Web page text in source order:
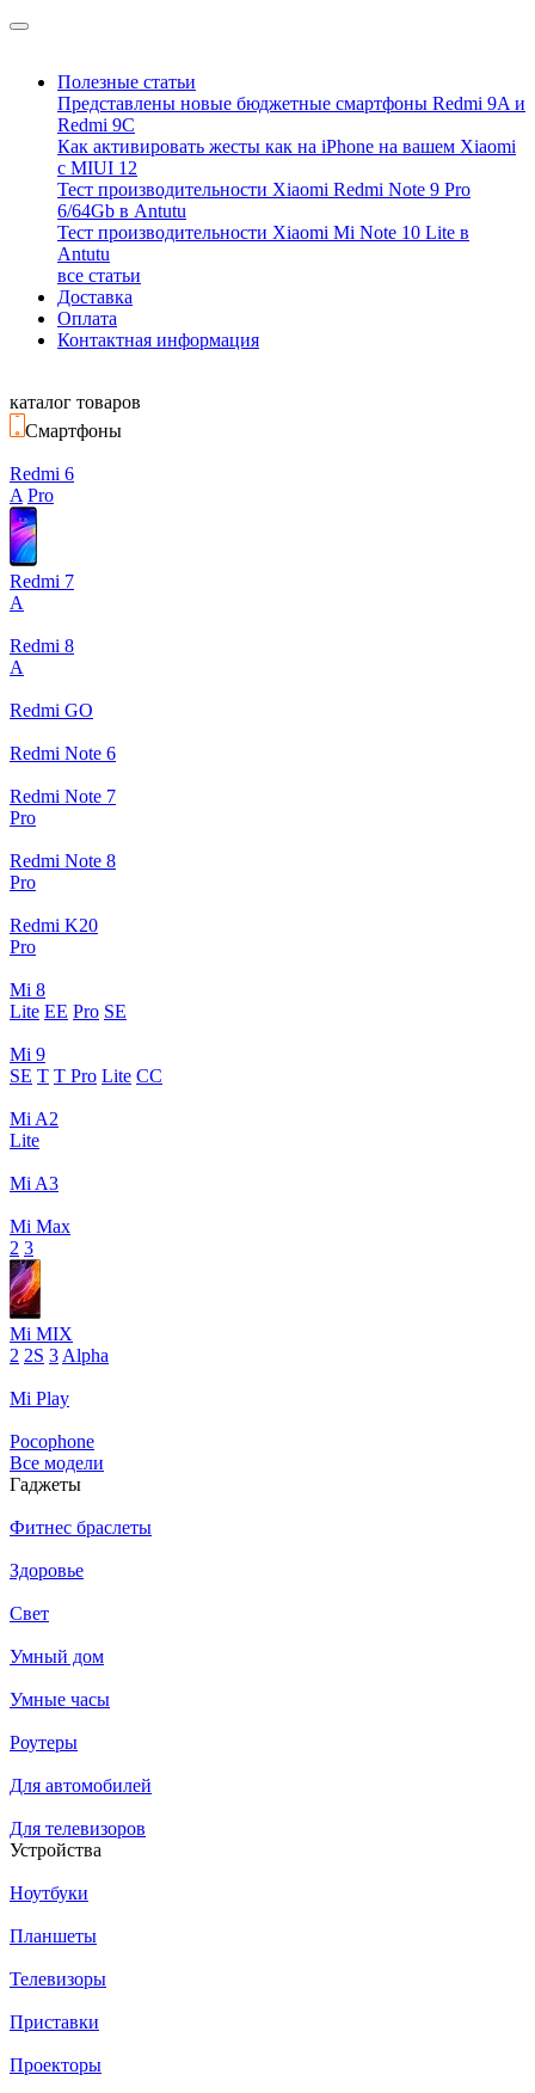
Полезные статьи
Представлены новые бюджетные смартфоны Redmi 9A и
Redmi 9C
Как активировать жесты как на iPhone на вашем Xiaomi
с MIUI 12
Тест производительности Xiaomi Redmi Note 9 Pro
6/64Gb в Antutu
Тест производительности Xiaomi Mi Note 10 Lite в
Antutu
все статьи
Доставка
Оплата
Контактная информация
каталог товаров
Смартфоны
Redmi 6
A Pro
Redmi 7
A
Redmi 8
A
Redmi GO
Redmi Note 6
Redmi Note 7
Pro
Redmi Note 8
Pro
Redmi K20
Pro
Mi 8
Lite EE Pro SE
Mi 9
SE T T Pro Lite CC
Mi A2
Lite
Mi A3
Mi Max
2 3
Mi MIX
2 2S 3 Alpha
Mi Play
Pocophone
Все модели
Гаджеты
Фитнес браслеты
Здоровье
Свет
Умный дом
Умные часы
Роутеры
Для автомобилей
Для телевизоров
Устройства
Ноутбуки
Планшеты
Телевизоры
Приставки
Проекторы